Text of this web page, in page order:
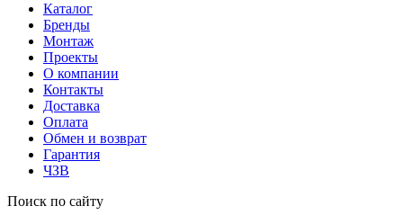
Каталог
Бренды
Монтаж
Проекты
О компании
Контакты
Доставка
Оплата
Обмен и возврат
Гарантия
ЧЗВ
Поиск по сайту